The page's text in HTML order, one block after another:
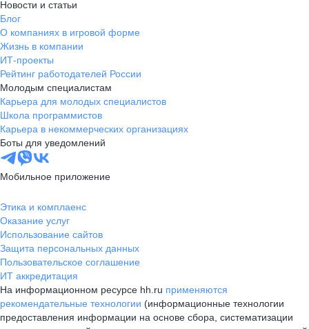
Новости и статьи
Блог
О компаниях в игровой форме
Жизнь в компании
ИТ-проекты
Рейтинг работодателей России
Молодым специалистам
Карьера для молодых специалистов
Школа программистов
Карьера в некоммерческих организациях
Боты для уведомлений
Мобильное приложение
Этика и комплаенс
Оказание услуг
Использование сайтов
Защита персональных данных
Пользовательское соглашение
ИТ аккредитация
На информационном ресурсе hh.ru применяются
рекомендательные технологии (информационные технологии
предоставления информации на основе сбора, систематизации